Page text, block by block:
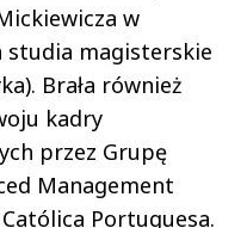
w
studia magisterskie
Brała również
kadry
przez Grupę
Management
Portuguesa.